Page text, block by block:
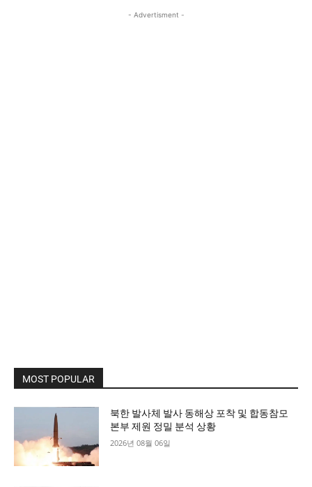
- Advertisment -
MOST POPULAR
북한 발사체 발사 동해상 포착 및 합동참모
본부 제원 정밀 분석 상황
2026년 08월 06일